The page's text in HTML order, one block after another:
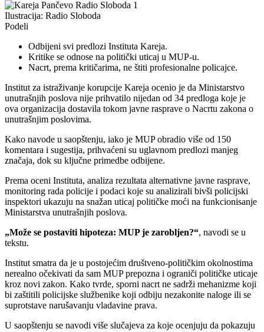
Ilustracija: Radio Sloboda
Podeli
Odbijeni svi predlozi Instituta Kareja.
Kritike se odnose na politički uticaj u MUP-u.
Nacrt, prema kritičarima, ne štiti profesionalne policajce.
Institut za istraživanje korupcije Kareja ocenio je da Ministarstvo
unutrašnjih poslova nije prihvatilo nijedan od 34 predloga koje je
ova organizacija dostavila tokom javne rasprave o Nacrtu zakona o
unutrašnjim poslovima.
Kako navode u saopštenju, iako je MUP obradio više od 150
komentara i sugestija, prihvaćeni su uglavnom predlozi manjeg
značaja, dok su ključne primedbe odbijene.
Prema oceni Instituta, analiza rezultata alternativne javne rasprave,
monitoring rada policije i podaci koje su analizirali bivši policijski
inspektori ukazuju na snažan uticaj političke moći na funkcionisanje
Ministarstva unutrašnjih poslova.
„Može se postaviti hipoteza: MUP je zarobljen?“, navodi se u
tekstu.
Institut smatra da je u postojećim društveno-političkim okolnostima
nerealno očekivati da sam MUP prepozna i ograniči političke uticaje
kroz novi zakon. Kako tvrde, sporni nacrt ne sadrži mehanizme koji
bi zaštitili policijske službenike koji odbiju nezakonite naloge ili se
suprotstave narušavanju vladavine prava.
U saopštenju se navodi više slučajeva za koje ocenjuju da pokazuju